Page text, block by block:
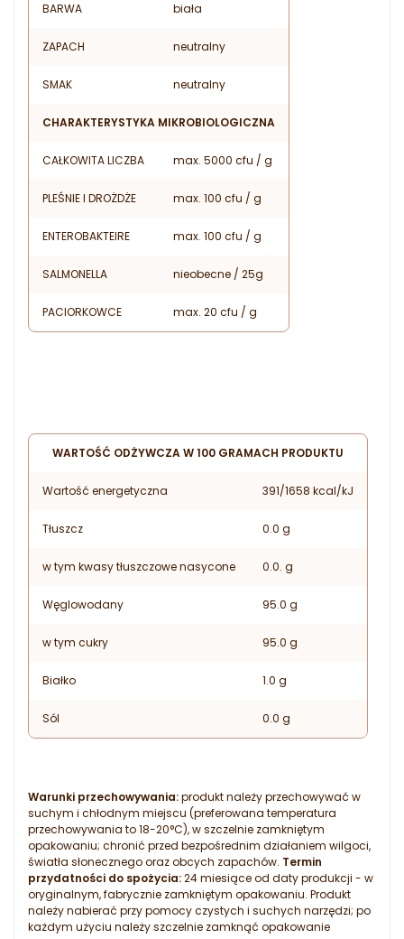
BARWA biała
ZAPACH neutralny
SMAK neutralny
CHARAKTERYSTYKA MIKROBIOLOGICZNA
CAŁKOWITA LICZBA max. 5000 cfu / g
PLEŚNIE I DROŻDŻE max. 100 cfu / g
ENTEROBAKTEIRE max. 100 cfu / g
SALMONELLA nieobecne / 25g
PACIORKOWCE max. 20 cfu / g
WARTOŚĆ ODŻYWCZA W 100 GRAMACH PRODUKTU
Wartość energetyczna 391/1658 kcal/kJ
Tłuszcz 0.0 g
w tym kwasy tłuszczowe nasycone 0.0. g
Węglowodany 95.0 g
w tym cukry 95.0 g
Białko 1.0 g
Sól 0.0 g
Warunki przechowywania:produkt należy przechowywać w
suchym i chłodnym miejscu (preferowana temperatura
przechowywania to 18-20°C), w szczelnie zamkniętym
opakowaniu; chronić przed bezpośrednim działaniem wilgoci,
światła słonecznego oraz obcych zapachów. Termin
przydatności do spożycia:24 miesiące od daty produkcji - w
oryginalnym, fabrycznie zamkniętym opakowaniu. Produkt
należy nabierać przy pomocy czystych i suchych narzędzi; po
każdym użyciu należy szczelnie zamknąć opakowanie